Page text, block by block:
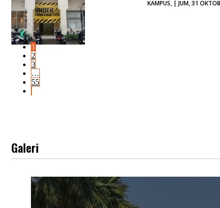
KAMPUS, | JUM, 31
1
2
3
…
55
Galeri